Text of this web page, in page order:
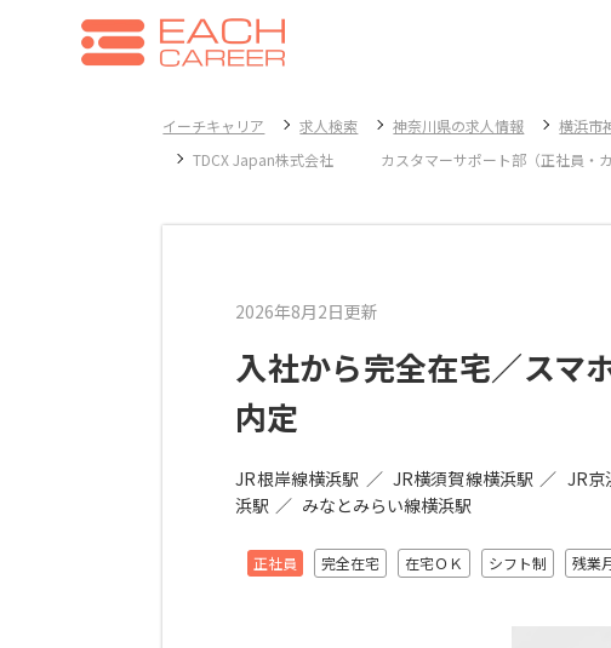
イーチキャリア 求人検索 神奈川県の求人情報
横浜市
TDCX Japan株式会社 カスタマーサポート部（正社員・カ
2026年8月2日更新
入社から完全在宅／スマ
内定
JR根岸線横浜駅 JR横須賀線横浜駅 JR京
浜駅
みなとみらい線横浜駅
正社員 完全在宅 在宅ＯＫ シフト制 残業